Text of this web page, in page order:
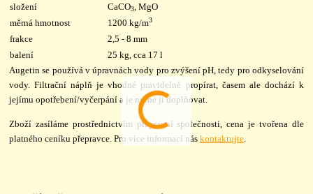
složení
CaCO3 , MgO
měrná hmotnost
1200 kg/m3
frakce
2,5 - 8 mm
balení
25 kg, cca 17 l
Augetin se používá v úpravnách vody pro zvýšení pH, tedy pro odkyselování
vody. Filtrační náplň je vhodné pravidelně propírat, časem ale dochází k
jejímu opotřebení/vyčerpání a je nutné ji doplňovat.
Zboží zasíláme prostřednictvím přepravní společnosti, cena je tvořena dle
platného ceníku přepravce. Pro více informací náskontaktujte